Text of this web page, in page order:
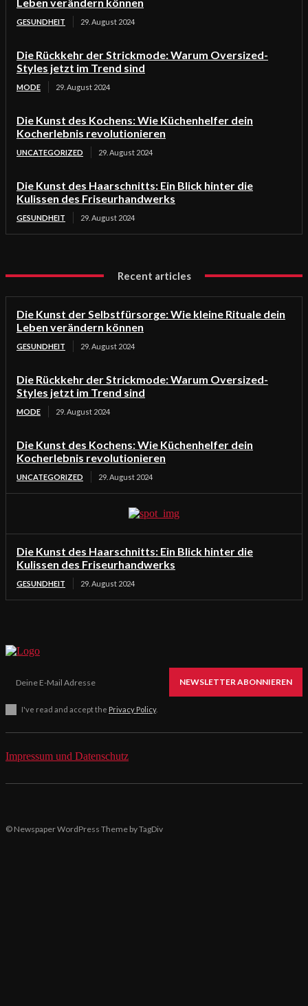
Leben verändern können
GESUNDHEIT 29. August 2024
Die Rückkehr der Strickmode: Warum Oversized-
Styles jetzt im Trend sind
MODE 29. August 2024
Die Kunst des Kochens: Wie Küchenhelfer dein
Kocherlebnis revolutionieren
UNCATEGORIZED 29. August 2024
Die Kunst des Haarschnitts: Ein Blick hinter die
Kulissen des Friseurhandwerks
GESUNDHEIT 29. August 2024
Recent articles
Die Kunst der Selbstfürsorge: Wie kleine Rituale dein
Leben verändern können
GESUNDHEIT 29. August 2024
Die Rückkehr der Strickmode: Warum Oversized-
Styles jetzt im Trend sind
MODE 29. August 2024
Die Kunst des Kochens: Wie Küchenhelfer dein
Kocherlebnis revolutionieren
UNCATEGORIZED 29. August 2024
Die Kunst des Haarschnitts: Ein Blick hinter die
Kulissen des Friseurhandwerks
GESUNDHEIT 29. August 2024
NEWSLETTER ABONNIEREN
I've read and accept the Privacy Policy.
Impressum und Datenschutz
© Newspaper WordPress Theme by TagDiv